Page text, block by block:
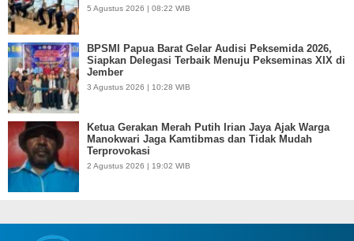
5 Agustus 2026 | 08:22 WIB
BPSMI Papua Barat Gelar Audisi Peksemida 2026,
Siapkan Delegasi Terbaik Menuju Pekseminas XIX di
Jember
3 Agustus 2026 | 10:28 WIB
Ketua Gerakan Merah Putih Irian Jaya Ajak Warga
Manokwari Jaga Kamtibmas dan Tidak Mudah
Terprovokasi
2 Agustus 2026 | 19:02 WIB